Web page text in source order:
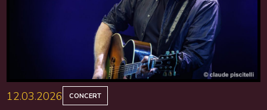
12.03.2026 CONCERT